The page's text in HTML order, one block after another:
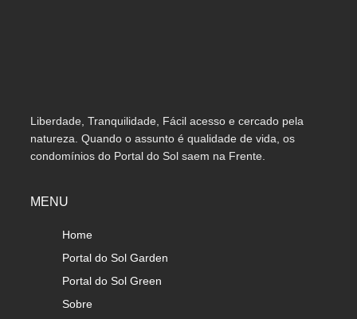
Liberdade, Tranquilidade, Fácil acesso e cercado pela
natureza. Quando o assunto é qualidade de vida, os
condomínios do Portal do Sol saem na Frente.
MENU
Home
Portal do Sol Garden
Portal do Sol Green
Sobre